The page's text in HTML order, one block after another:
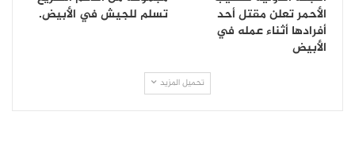
الأحمر تعلن مقتل أحد
أفرادها أثناء عمله في
الأبيض
تسلم للجيش في الأبيض.
تحميل المزيد